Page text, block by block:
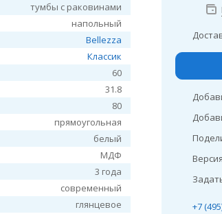
тумбы с раковинами
напольный
Bellezza
Классик
60
31.8
80
прямоугольная
белый
МДФ
3 года
современный
глянцевое
+7